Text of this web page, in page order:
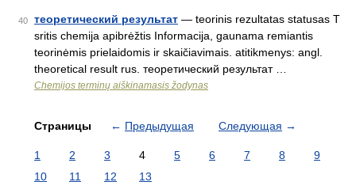
40 теоретический результат — teorinis rezultatas statusas T
sritis chemija apibrėžtis Informacija, gaunama remiantis
teorinėmis prielaidomis ir skaičiavimais. atitikmenys: angl.
theoretical result rus. теоретический результат …
Chemijos terminų aiškinamasis žodynas
Страницы ← Предыдущая Следующая →
1 2 3 4 5 6 7 8
9
10
11 12 13